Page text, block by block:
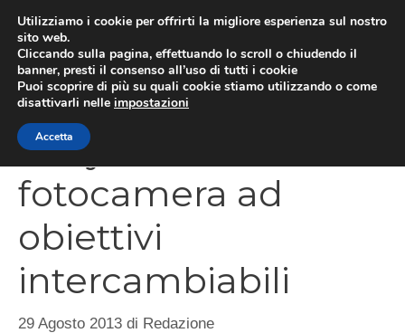
contenuto
Sony α3000 nuova
fotocamera ad
obiettivi
intercambiabili
29 Agosto 2013 di Redazione
Utilizziamo i cookie per offrirti la migliore esperienza sul nostro
sito web.
Cliccando sulla pagina, effettuando lo scroll o chiudendo il
banner, presti il consenso all’uso di tutti i cookie
Puoi scoprire di più su quali cookie stiamo utilizzando o come
disattivarli nelle impostazioni
Accetta